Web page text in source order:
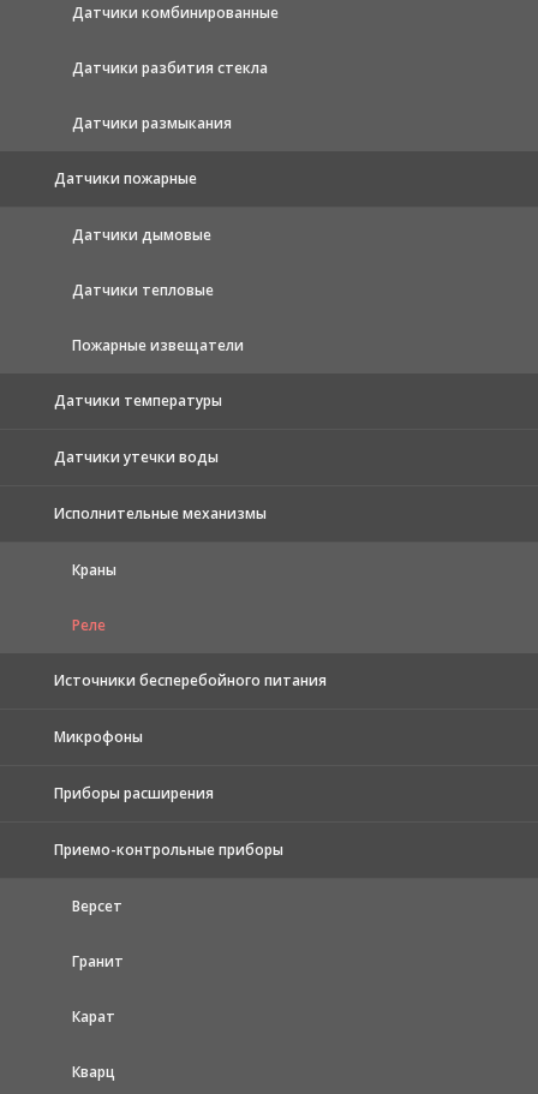
Датчики комбинированные
Датчики разбития стекла
Датчики размыкания
Датчики пожарные
Датчики дымовые
Датчики тепловые
Пожарные извещатели
Датчики температуры
Датчики утечки воды
Исполнительные механизмы
Краны
Реле
Источники бесперебойного питания
Микрофоны
Приборы расширения
Приемо-контрольные приборы
Версет
Гранит
Карат
Кварц